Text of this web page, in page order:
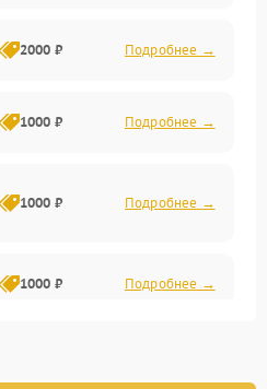
2000 ₽ Подробнее →
1000 ₽ Подробнее →
1000 ₽ Подробнее →
1000 ₽ Подробнее →